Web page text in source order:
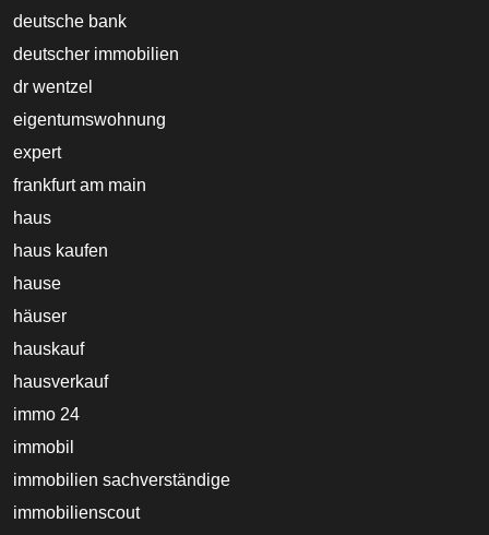
deutsche bank
deutscher immobilien
dr wentzel
eigentumswohnung
expert
frankfurt am main
haus
haus kaufen
hause
häuser
hauskauf
hausverkauf
immo 24
immobil
immobilien sachverständige
immobilienscout